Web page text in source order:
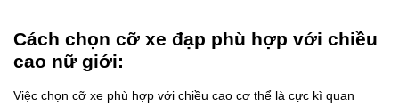
Cách chọn cỡ xe đạp phù hợp với chiều
cao nữ giới:
Việc chọn cỡ xe phù hợp với chiều cao cơ thể là cực kì quan